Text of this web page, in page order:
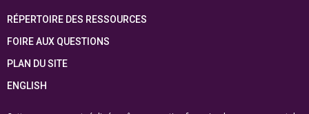
RÉPERTOIRE DES RESSOURCES
FOIRE AUX QUESTIONS
PLAN DU SITE
ENGLISH